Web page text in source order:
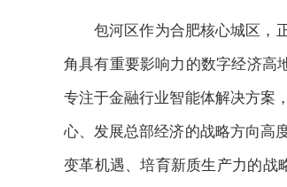
包河区作为合肥核心城区，
角具有重要影响力的数字经济高
专注于金融行业智能体解决方案
心、发展总部经济的战略方向高
变革机遇、培育新质生产力的战